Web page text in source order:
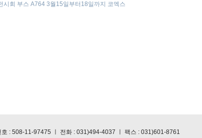
시회 부스 A764 3월15일부터18일까지 코엑스
: 508-11-97475 ㅣ 전화 : 031)494-4037 ㅣ 팩스 : 031)601-8761